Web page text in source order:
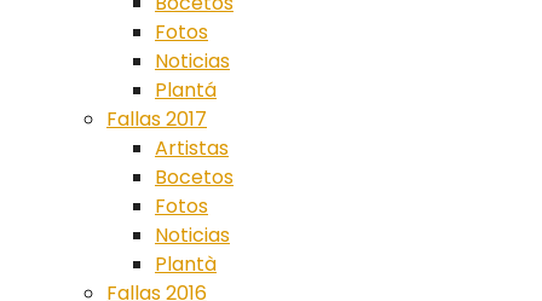
Fotos
Noticias
Plantá
Fallas 2017
Artistas
Bocetos
Fotos
Noticias
Plantà
Fallas 2016